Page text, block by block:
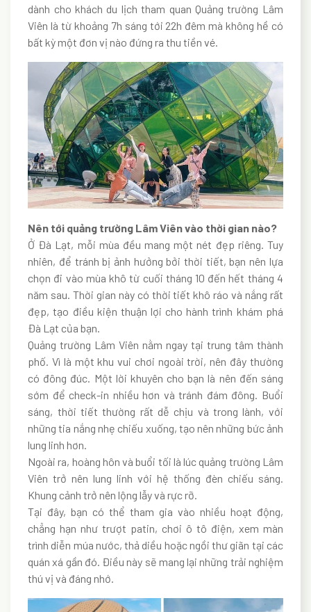
dành cho khách du lịch tham quan Quảng trường Lâm
Viên là từ khoảng 7h sáng tới 22h đêm mà không hề có
bất kỳ một đơn vị nào đứng ra thu tiền vé.
Nên tới quảng trường Lâm Viên vào thời gian nào?
Ở Đà Lạt, mỗi mùa đều mang một nét đẹp riêng. Tuy
nhiên, để tránh bị ảnh hưởng bởi thời tiết, bạn nên lựa
chọn đi vào mùa khô từ cuối tháng 10 đến hết tháng 4
năm sau. Thời gian này có thời tiết khô ráo và nắng rất
đẹp, tạo điều kiện thuận lợi cho hành trình khám phá
Đà Lạt của bạn.
Quảng trường Lâm Viên nằm ngay tại trung tâm thành
phố. Vì là một khu vui chơi ngoài trời, nên đây thường
có đông đúc. Một lời khuyên cho bạn là nên đến sáng
sớm để check-in nhiều hơn và tránh đám đông. Buổi
sáng, thời tiết thường rất dễ chịu và trong lành, với
những tia nắng nhẹ chiếu xuống, tạo nên những bức ảnh
lung linh hơn.
Ngoài ra, hoàng hôn và buổi tối là lúc quảng trường Lâm
Viên trở nên lung linh với hệ thống đèn chiếu sáng.
Khung cảnh trở nên lộng lẫy và rực rỡ.
Tại đây, bạn có thể tham gia vào nhiều hoạt động,
chẳng hạn như trượt patin, chơi ô tô điện, xem màn
trình diễn múa nước, thả diều hoặc ngồi thư giãn tại các
quán xá gần đó. Điều này sẽ mang lại những trải nghiệm
thú vị và đáng nhớ.